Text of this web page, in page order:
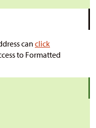
can click
to Formatted